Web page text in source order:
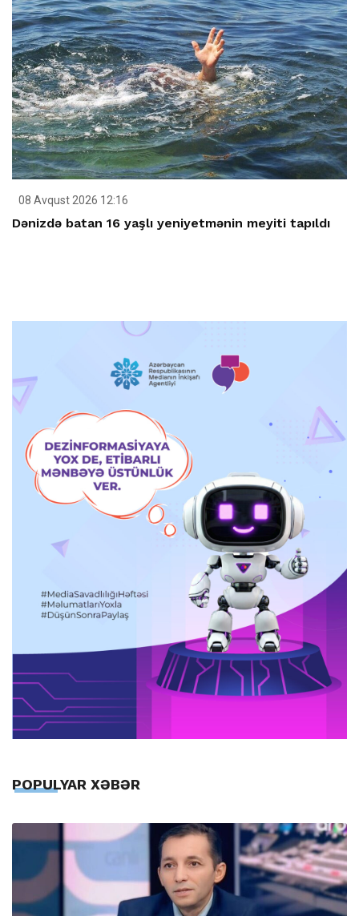
08 Avqust 2026 12:16
Dənizdə batan 16 yaşlı yeniyetmənin meyiti tapıldı
POPULYAR XƏBƏR